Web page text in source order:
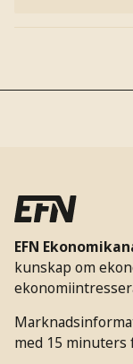
EFN
kunskap om
med 15 minuters